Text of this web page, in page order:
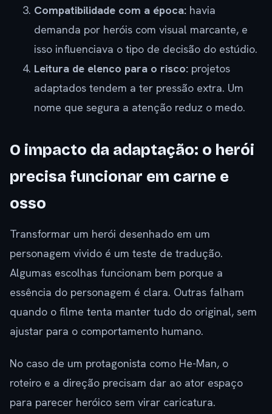
Compatibilidade com a época: havia
demanda por heróis com visual marcante, e
isso influenciava o tipo de decisão do estúdio.
Leitura de elenco para o risco: projetos
adaptados tendem a ter pressão extra. Um
nome que segura a atenção reduz o medo.
O impacto da adaptação: o herói
precisa funcionar em carne e
osso
Transformar um herói desenhado em um
personagem vivido é um teste de tradução.
Algumas escolhas funcionam bem porque a
essência do personagem é clara. Outras falham
quando o filme tenta manter tudo do original, sem
ajustar para o comportamento humano.
No caso de um protagonista como He-Man, o
roteiro e a direção precisam dar ao ator espaço
para parecer heróico sem virar caricatura.